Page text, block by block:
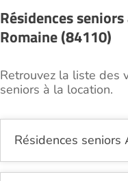
Résidences
Romaine (84110)
Retrouvez la liste des
seniors à la location.
Résidences